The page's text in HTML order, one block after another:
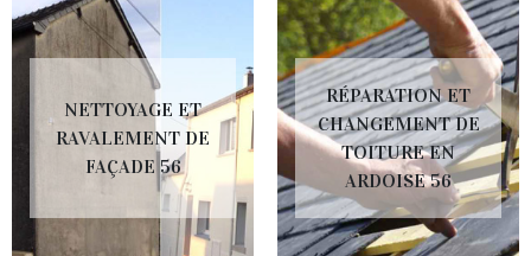
NETTOYAGE ET
RAVALEMENT DE
FAÇADE 56
RÉPARATION ET
CHANGEMENT DE
TOITURE EN
ARDOISE 56